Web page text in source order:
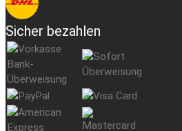
Sicher bezahlen